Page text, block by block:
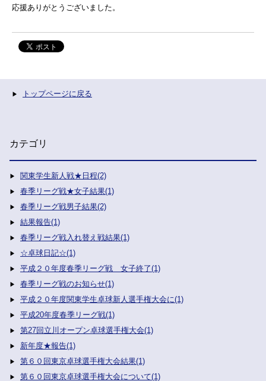
応援ありがとうございました。
トップページに戻る
カテゴリ
関東学生新人戦★日程(2)
春季リーグ戦★女子結果(1)
春季リーグ戦男子結果(2)
結果報告(1)
春季リーグ戦入れ替え戦結果(1)
☆卓球日記☆(1)
平成２０年度春季リーグ戦 女子終了(1)
春季リーグ戦のお知らせ(1)
平成２０年度関東学生卓球新人選手権大会に(1)
平成20年度春季リーグ戦(1)
第27回立川オープン卓球選手権大会(1)
新年度★報告(1)
第６０回東京卓球選手権大会結果(1)
第６０回東京卓球選手権大会について(1)